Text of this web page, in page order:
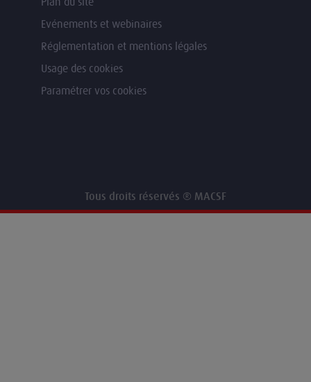
Evénements et webinaires
Réglementation et mentions légales
Usage des cookies
Paramétrer vos cookies
Tous droits réservés ® MACSF